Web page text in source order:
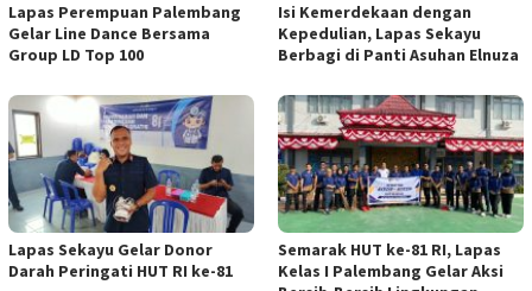
Lapas Perempuan Palembang
Gelar Line Dance Bersama
Group LD Top 100
Isi Kemerdekaan dengan
Kepedulian, Lapas Sekayu
Berbagi di Panti Asuhan Elnuza
Lapas Sekayu Gelar Donor
Darah Peringati HUT RI ke-81
Semarak HUT ke-81 RI, Lapas
Kelas I Palembang Gelar Aksi